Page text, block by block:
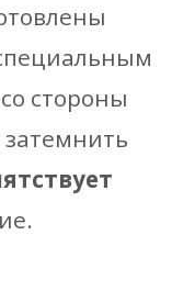
стороны
затемнить